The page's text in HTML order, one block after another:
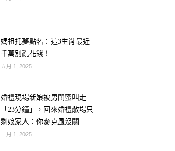
媽祖托夢點名：這3生肖最近
千萬別亂花錢！
五月 1, 2025
婚禮現場新娘被男閨蜜叫走
「23分鐘」，回來婚禮散場只
剩娘家人：你麥克風沒關
三月 1, 2025